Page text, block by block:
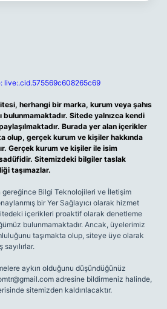
live:.cid.575569c608265c69
herhangi bir marka, kurum veya şahıs
bulunmamaktadır. Sitede yalnızca kendi
Burada yer alan içerikler
olup, gerçek kurum ve kişiler hakkında
Gerçek kurum ve kişiler ile isim
Sitemizdeki bilgiler taslak
taşımazlar.
gereğince Bilgi Teknolojileri ve İletişim
bir Yer Sağlayıcı olarak hizmet
içerikleri proaktif olarak denetleme
bulunmamaktadır. Ancak, üyelerimiz
taşımakta olup, siteye üye olarak
aykırı olduğunu düşündüğünüz
adresine bildirmeniz halinde,
sitemizden kaldırılacaktır.